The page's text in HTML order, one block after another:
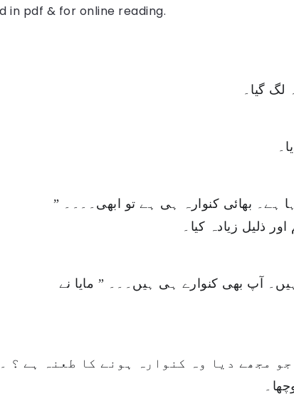
in pdf & for online reading.
گیا۔
ہے۔ بھائی کنوارہ ہی ہے تو ابھی۔۔۔۔ ”
ذلیل زیادہ کیا۔
آپ بھی کنوارے ہی ہیں۔۔۔ ” مایا نے
مجھے دیا وہ کنوارہ ہونے کا طعنہ ہے ؟